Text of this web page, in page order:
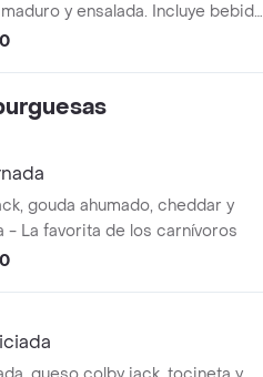
y ensalada. Incluye bebida
de elegir ensalada y
gouda ahumado, cheddar y
- La favorita de los carnívoros